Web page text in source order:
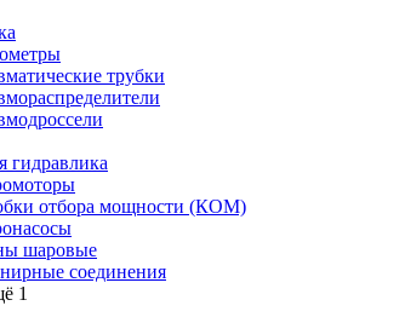
трубки
гидравлика
отбора мощности (КОМ)
шаровые
соединения
1